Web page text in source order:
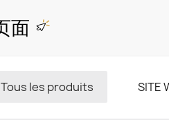
Tous les produits SITE